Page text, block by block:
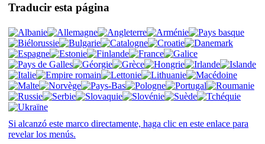
Traducir esta página
Si alcanzó este marco directamente, haga clic en este enlace para
revelar los menús.